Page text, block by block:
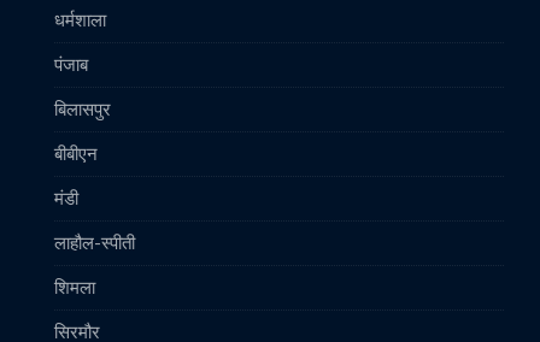
धर्मशाला
पंजाब
बिलासपुर
बीबीएन
मंडी
लाहौल-स्पीती
शिमला
सिरमौर